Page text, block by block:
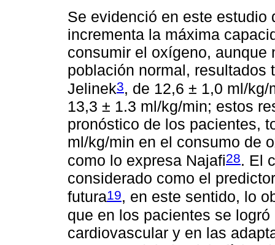
Se evidenció en este estudio
incrementa la máxima
consumir el oxígeno,
población normal, resultados
Jelinek3, de 12,6 ± 1,0 ml/
13,3 ± 1.3 ml/kg/min; estos
pronóstico de los pacientes,
ml/kg/min en el consumo de
como lo expresa Najafi28. El
considerado como el
futura19, en este sentido, lo
que en los pacientes se
cardiovascular y en las